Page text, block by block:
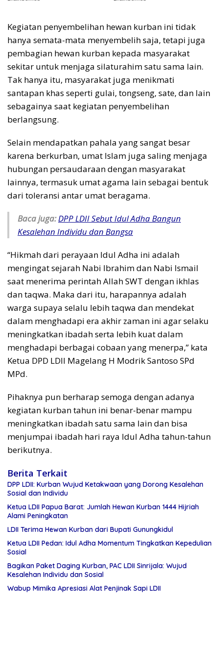
Kegiatan penyembelihan hewan kurban ini tidak
hanya semata-mata menyembelih saja, tetapi juga
pembagian hewan kurban kepada masyarakat
sekitar untuk menjaga silaturahim satu sama lain.
Tak hanya itu, masyarakat juga menikmati
santapan khas seperti gulai, tongseng, sate, dan lain
sebagainya saat kegiatan penyembelihan
berlangsung.
Selain mendapatkan pahala yang sangat besar
karena berkurban, umat Islam juga saling menjaga
hubungan persaudaraan dengan masyarakat
lainnya, termasuk umat agama lain sebagai bentuk
dari toleransi antar umat beragama.
Baca juga: DPP LDII Sebut Idul Adha Bangun
Kesalehan Individu dan Bangsa
“Hikmah dari perayaan Idul Adha ini adalah
mengingat sejarah Nabi Ibrahim dan Nabi Ismail
saat menerima perintah Allah SWT dengan ikhlas
dan taqwa. Maka dari itu, harapannya adalah
warga supaya selalu lebih taqwa dan mendekat
dalam menghadapi era akhir zaman ini agar selaku
meningkatkan ibadah serta lebih kuat dalam
menghadapi berbagai cobaan yang menerpa,” kata
Ketua DPD LDII Magelang H Modrik Santoso SPd
MPd.
Pihaknya pun berharap semoga dengan adanya
kegiatan kurban tahun ini benar-benar mampu
meningkatkan ibadah satu sama lain dan bisa
menjumpai ibadah hari raya Idul Adha tahun-tahun
berikutnya.
Berita Terkait
DPP LDII: Kurban Wujud Ketakwaan yang Dorong Kesalehan
Sosial dan Individu
Ketua LDII Papua Barat: Jumlah Hewan Kurban 1444 Hijriah
Alami Peningkatan
LDII Terima Hewan Kurban dari Bupati Gunungkidul
Ketua LDII Pedan: Idul Adha Momentum Tingkatkan Kepedulian
Sosial
Bagikan Paket Daging Kurban, PAC LDII Sinrijala: Wujud
Kesalehan Individu dan Sosial
Wabup Mimika Apresiasi Alat Penjinak Sapi LDII